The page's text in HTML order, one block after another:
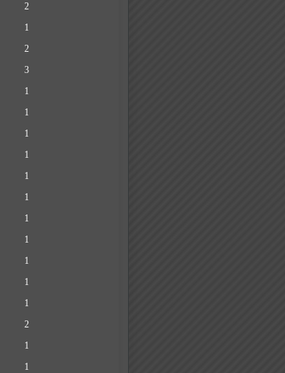
2
1
2
3
1
1
1
1
1
1
1
1
1
1
1
2
1
1